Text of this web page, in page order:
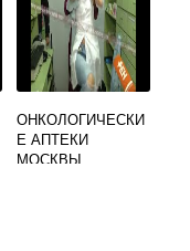
ОНКОЛОГИЧЕСКИ
Е АПТЕКИ
МОСКВЫ